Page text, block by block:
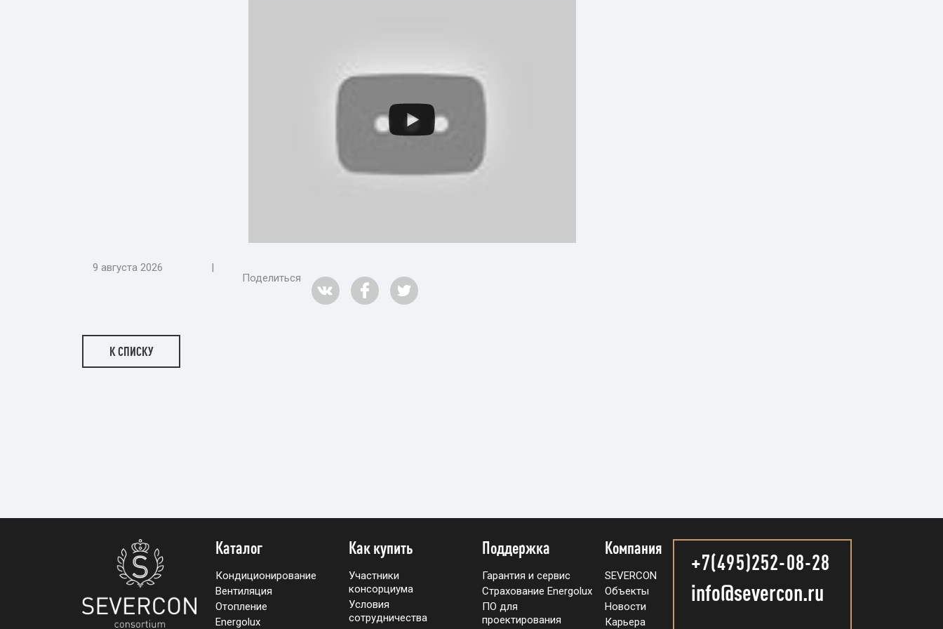
9 августа 2026
|
Поделиться
К СПИСКУ
Каталог
Кондиционирование
Вентиляция
Отопление
Energolux
Как купить
Участники
консорциума
Условия
сотрудничества
Поддержка
Гарантия и сервис
Страхование Energolux
ПО для
проектирования
Компания
SEVERCON
Объекты
Новости
Карьера
+7(495)252-08-28
info@severcon.ru